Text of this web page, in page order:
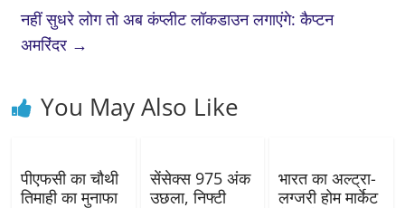
नहीं सुधरे लोग तो अब कंप्लीट लॉकडाउन लगाएंगे: कैप्टन
अमरिंदर →
You May Also Like
पीएफसी का चौथी
तिमाही का मुनाफा
सेंसेक्स 975 अंक
उछला, निफ्टी
भारत का अल्ट्रा-
लग्जरी होम मार्केट